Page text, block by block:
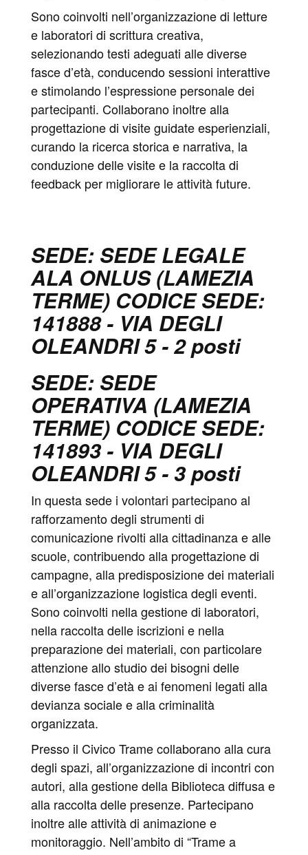
Sono coinvolti nell’organizzazione di letture
e laboratori di scrittura creativa,
selezionando testi adeguati alle diverse
fasce d’età, conducendo sessioni interattive
e stimolando l’espressione personale dei
partecipanti. Collaborano inoltre alla
progettazione di visite guidate esperienziali,
curando la ricerca storica e narrativa, la
conduzione delle visite e la raccolta di
feedback per migliorare le attività future.
SEDE: SEDE LEGALE
ALA ONLUS (LAMEZIA
TERME) CODICE SEDE:
141888 - VIA DEGLI
OLEANDRI 5 - 2 posti
SEDE: SEDE
OPERATIVA (LAMEZIA
TERME) CODICE SEDE:
141893 - VIA DEGLI
OLEANDRI 5 - 3 posti
In questa sede i volontari partecipano al
rafforzamento degli strumenti di
comunicazione rivolti alla cittadinanza e alle
scuole, contribuendo alla progettazione di
campagne, alla predisposizione dei materiali
e all’organizzazione logistica degli eventi.
Sono coinvolti nella gestione di laboratori,
nella raccolta delle iscrizioni e nella
preparazione dei materiali, con particolare
attenzione allo studio dei bisogni delle
diverse fasce d’età e ai fenomeni legati alla
devianza sociale e alla criminalità
organizzata.
Presso il Civico Trame collaborano alla cura
degli spazi, all’organizzazione di incontri con
autori, alla gestione della Biblioteca diffusa e
alla raccolta delle presenze. Partecipano
inoltre alle attività di animazione e
monitoraggio. Nell’ambito di “Trame a